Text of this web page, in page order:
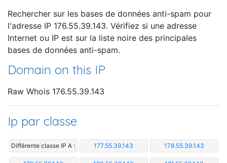
Rechercher sur les bases de données anti-spam pour
l'adresse IP 176.55.39.143. Vérifiez si une adresse
Internet ou IP est sur la liste noire des principales
bases de données anti-spam.
Domain on this IP
Raw Whois 176.55.39.143
Ip par classe
Différente classe IP A : 177.55.39.143 178.55.39.143